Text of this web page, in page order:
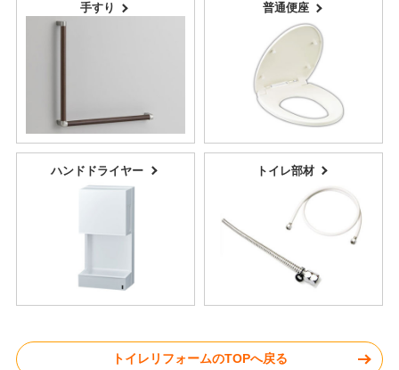
手すり 普通便座
ハンドドライヤー トイレ部材
トイレリフォームのTOPへ戻る